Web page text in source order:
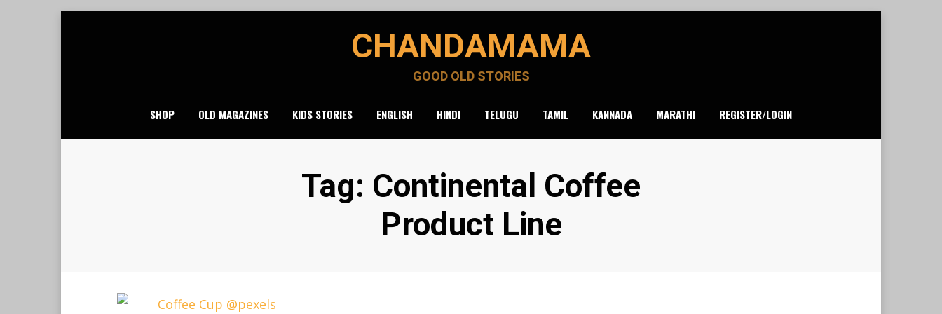
CHANDAMAMA
GOOD OLD STORIES
SHOP OLD MAGAZINES KIDS STORIES ENGLISH HINDI TELUGU TAMIL KANNADA MARATHI REGISTER/LOGIN
Tag: Continental Coffee
Product Line